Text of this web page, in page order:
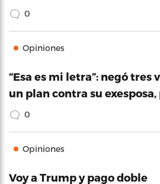
0
Opiniones
“Esa es mi letra”: negó tres
un plan contra su
0
Opiniones
Voy a Trump y pago doble